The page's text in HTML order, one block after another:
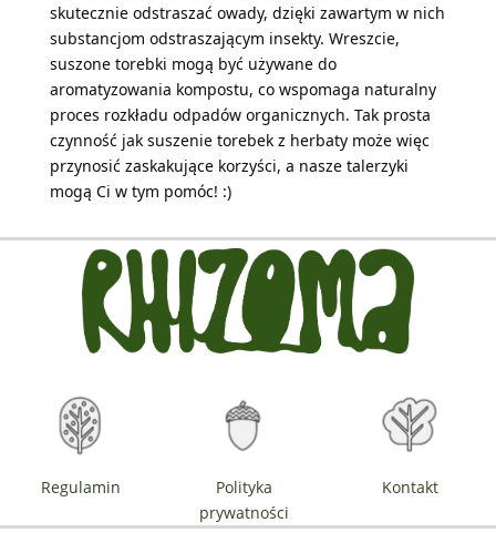
skutecznie odstraszać owady, dzięki zawartym w nich
substancjom odstraszającym insekty. Wreszcie,
suszone torebki mogą być używane do
aromatyzowania kompostu, co wspomaga naturalny
proces rozkładu odpadów organicznych. Tak prosta
czynność jak suszenie torebek z herbaty może więc
przynosić zaskakujące korzyści, a nasze talerzyki
mogą Ci w tym pomóc! :)
Regulamin
Polityka
prywatności
Kontakt